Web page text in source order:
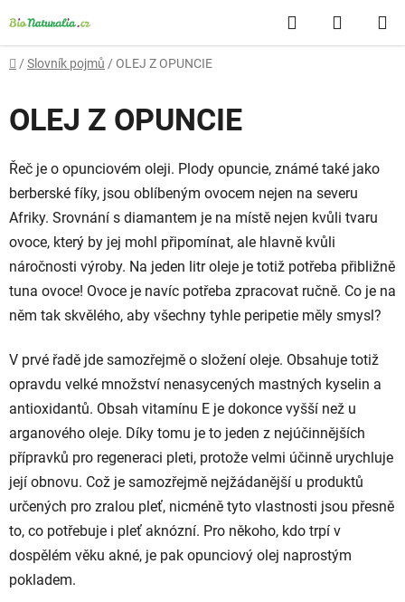
na
obsah
Hledat
KOŠÍK
Domů
/ Slovník pojmů / OLEJ Z OPUNCIE
OLEJ Z OPUNCIE
Řeč je o opunciovém oleji. Plody opuncie, známé také jako
berberské fíky, jsou oblíbeným ovocem nejen na severu
Afriky. Srovnání s diamantem je na místě nejen kvůli tvaru
ovoce, který by jej mohl připomínat, ale hlavně kvůli
náročnosti výroby. Na jeden litr oleje je totiž potřeba přibližně
tuna ovoce! Ovoce je navíc potřeba zpracovat ručně. Co je na
něm tak skvělého, aby všechny tyhle peripetie měly smysl?
V prvé řadě jde samozřejmě o složení oleje. Obsahuje totiž
opravdu velké množství nenasycených mastných kyselin a
antioxidantů. Obsah vitamínu E je dokonce vyšší než u
arganového oleje. Díky tomu je to jeden z nejúčinnějších
přípravků pro regeneraci pleti, protože velmi účinně urychluje
její obnovu. Což je samozřejmě nejžádanější u produktů
určených pro zralou pleť, nicméně tyto vlastnosti jsou přesně
to, co potřebuje i pleť aknózní. Pro někoho, kdo trpí v
dospělém věku akné, je pak opunciový olej naprostým
pokladem.